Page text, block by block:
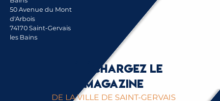
50 Avenue du Mont
d'Arbois
74170 Saint-Gervais
les Bains
Téléchargez le
magazine
DE LA VILLE DE SAINT-GERVAIS